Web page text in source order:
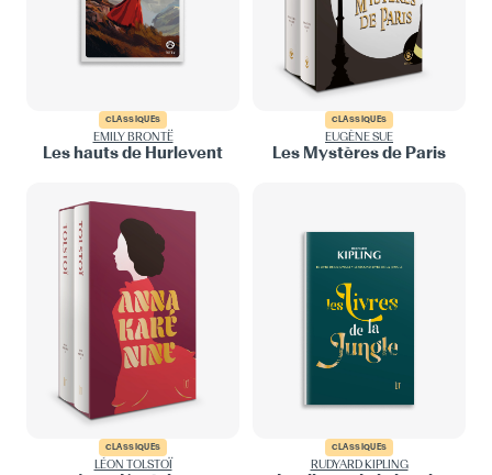
CLASSIQUES
EMILY BRONTË
Les hauts de Hurlevent
CLASSIQUES
EUGÈNE SUE
Les Mystères de Paris
CLASSIQUES
LÉON TOLSTOÏ
CLASSIQUES
RUDYARD KIPLING